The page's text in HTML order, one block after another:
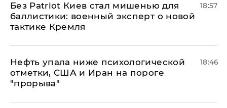
​Без Patriot Киев стал мишенью для
баллистики: военный эксперт о новой
тактике Кремля
18:57
Нефть упала ниже психологической
отметки, США и Иран на пороге
"прорыва"
18:46